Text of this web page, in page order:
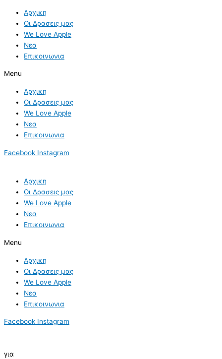
content
Αρχικη
Οι Δρασεις μας
We Love Apple
Νεα
Επικοινωνια
Menu
Αρχικη
Οι Δρασεις μας
We Love Apple
Νεα
Επικοινωνια
Facebook Instagram
Αρχικη
Οι Δρασεις μας
We Love Apple
Νεα
Επικοινωνια
Menu
Αρχικη
Οι Δρασεις μας
We Love Apple
Νεα
Επικοινωνια
Facebook Instagram
για